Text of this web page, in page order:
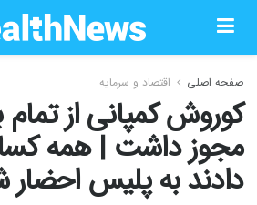
صفحه اصلی اقتصاد و سرمایه
کوروش کمپانی از
مجوز داشت | همه
دادند به پلیس احضار